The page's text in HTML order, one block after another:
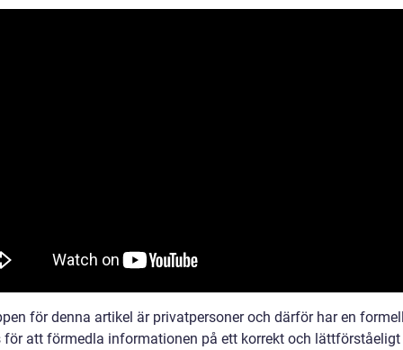
för denna artikel är privatpersoner och därför har en
för att förmedla informationen på ett korrekt och